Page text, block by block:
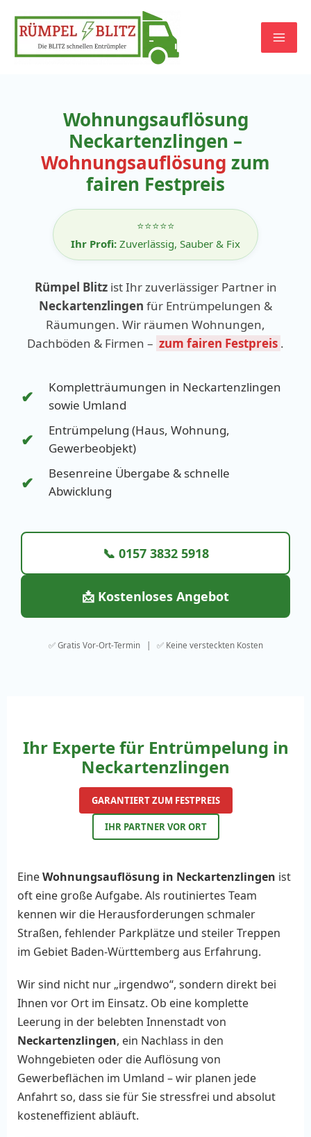
Inhalt
springen
Wohnungsauflösung
Neckartenzlingen –
Wohnungsauflösung zum
fairen Festpreis
⭐⭐⭐⭐⭐
Ihr Profi: Zuverlässig, Sauber & Fix
Rümpel Blitzist Ihr zuverlässiger Partner in
Neckartenzlingen für Entrümpelungen &
Räumungen. Wir räumen Wohnungen,
Dachböden & Firmen – zum fairen Festpreis .
✔
Kompletträumungen in Neckartenzlingen
sowie Umland
✔
Entrümpelung (Haus, Wohnung,
Gewerbeobjekt)
✔
Besenreine Übergabe & schnelle
Abwicklung
📞 0157 3832 5918
📩 Kostenloses Angebot
✅ Gratis Vor-Ort-Termin | ✅ Keine versteckten Kosten
Ihr Experte für Entrümpelung in
Neckartenzlingen
GARANTIERT ZUM FESTPREIS
IHR PARTNER VOR ORT
EineWohnungsauflösung in Neckartenzlingen ist
oft eine große Aufgabe. Als routiniertes Team
kennen wir die Herausforderungen schmaler
Straßen, fehlender Parkplätze und steiler Treppen
im Gebiet Baden-Württemberg aus Erfahrung.
Wir sind nicht nur „irgendwo“, sondern direkt bei
Ihnen vor Ort im Einsatz. Ob eine komplette
Leerung in der belebten Innenstadt von
Neckartenzlingen, ein Nachlass in den
Wohngebieten oder die Auflösung von
Gewerbeflächen im Umland – wir planen jede
Anfahrt so, dass sie für Sie stressfrei und absolut
kosteneffizient abläuft.